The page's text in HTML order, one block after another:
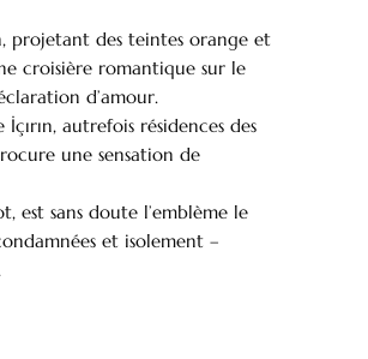
projetant des teintes orange et
croisière romantique sur le
d’amour.
autrefois résidences des
une sensation de
est sans doute l’emblème le
et isolement –